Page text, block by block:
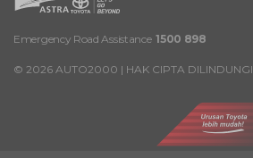
Emergency Road Assistance 1500 898
© 2026 AUTO2000 | HAK CIPTA DILINDUNGI